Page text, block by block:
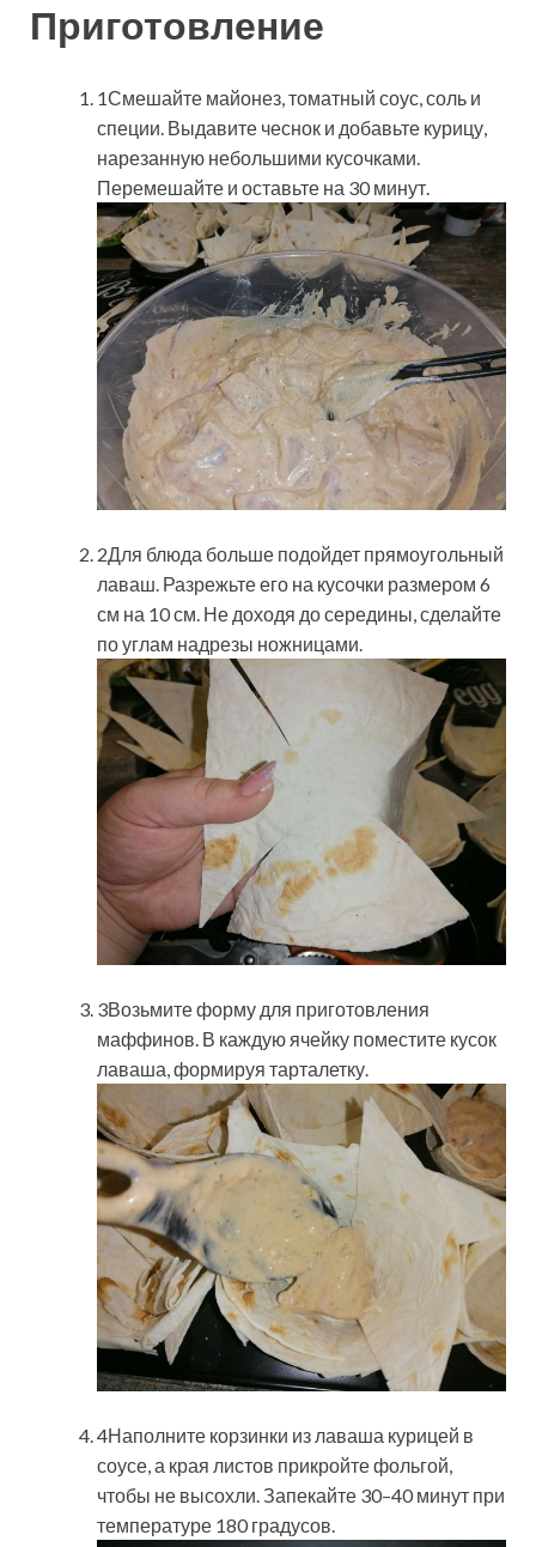
Приготовление
1Смешайте майонез, томатный соус, соль и
специи. Выдавите чеснок и добавьте курицу,
нарезанную небольшими кусочками.
Перемешайте и оставьте на 30 минут.
2Для блюда больше подойдет прямоугольный
лаваш. Разрежьте его на кусочки размером 6
см на 10 см. Не доходя до середины, сделайте
по углам надрезы ножницами.
3Возьмите форму для приготовления
маффинов. В каждую ячейку поместите кусок
лаваша, формируя тарталетку.
4Наполните корзинки из лаваша курицей в
соусе, а края листов прикройте фольгой,
чтобы не высохли. Запекайте 30–40 минут при
температуре 180 градусов.